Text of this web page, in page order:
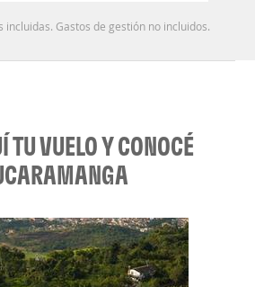
incluidas. Gastos de gestión no incluidos.
TU VUELO Y CONOCÉ